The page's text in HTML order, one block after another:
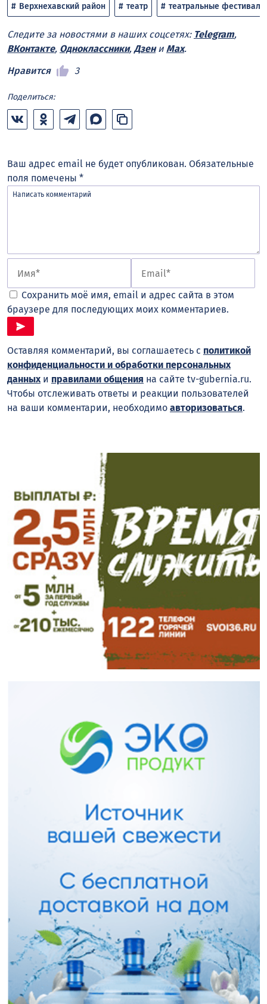
Верхнехавский район театр театральные фестивали
Следите за новостями в наших соцсетях: Telegram,
ВКонтакте, Одноклассники, Дзени Max.
Нравится
3
Поделиться:
Ваш адрес email не будет опубликован. Обязательные
поля помечены *
Сохранить моё имя, email и адрес сайта в этом
браузере для последующих моих комментариев.
Оставляя комментарий, вы соглашаетесь с политикой
конфиденциальности и обработки персональных
данныхи правилами общения на сайте tv-gubernia.ru.
Чтобы отслеживать ответы и реакции пользователей
на ваши комментарии, необходимо авторизоваться.